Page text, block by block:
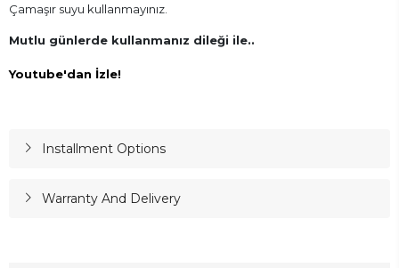
Çamaşır suyu kullanmayınız.
Mutlu günlerde kullanmanız dileği ile..
Youtube'dan İzle!
Installment Options
Warranty And Delivery